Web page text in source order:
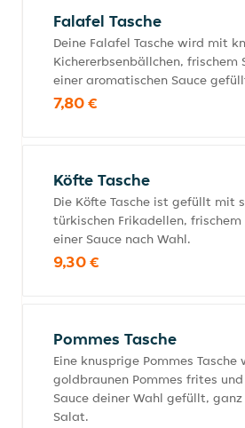
Falafel Tasche
Deine Falafel Tasche wird mit
Kichererbsenbällchen, frischem
einer aromatischen Sauce
7,80 €
Köfte Tasche
Die Köfte Tasche ist gefüllt mit
türkischen Frikadellen,
einer Sauce nach Wahl.
9,30 €
Pommes Tasche
Eine knusprige Pommes
goldbraunen Pommes frites
Sauce deiner Wahl gefüllt, ganz
Salat.